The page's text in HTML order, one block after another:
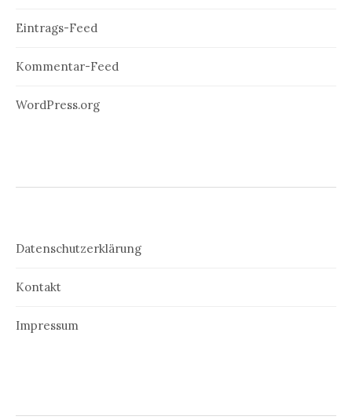
Eintrags-Feed
Kommentar-Feed
WordPress.org
Datenschutzerklärung
Kontakt
Impressum